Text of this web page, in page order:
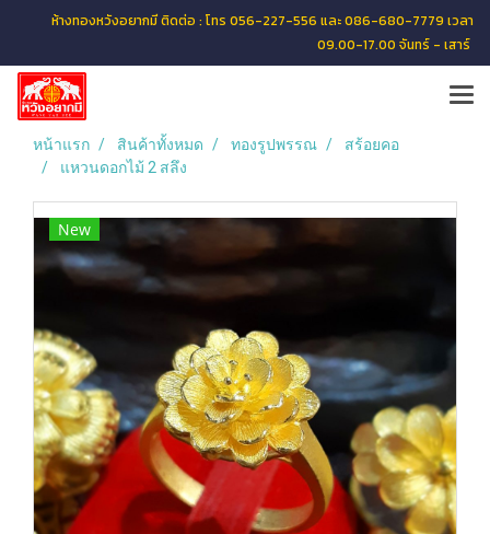
ห้างทองหวังอยากมี ติดต่อ : โทร 056-227-556 และ 086-680-7779 เวลา
09.00-17.00 จันทร์ - เสาร์
หน้าแรก สินค้าทั้งหมด ทองรูปพรรณ
สร้อยคอ
แหวนดอกไม้ 2 สลึง
New